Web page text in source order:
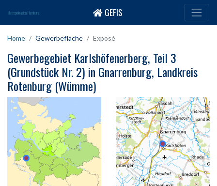
Metropolregion Hamburg GEFIS
Home Gewerbefläche Exposé
Gewerbegebiet Karlshöfenerberg, Teil 3
(Grundstück Nr. 2) in Gnarrenburg, Landkreis
Rotenburg (Wümme)